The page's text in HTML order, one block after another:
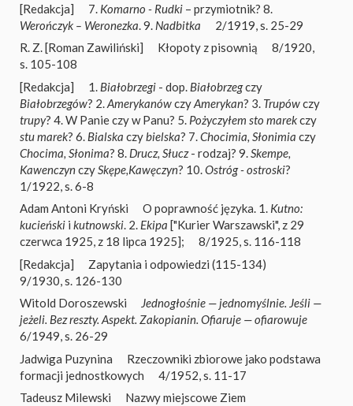
[Redakcja]
7. Komarno - Rudki – przymiotnik? 8.
Werończyk – Weronezka . 9. Nadbitka
2/1919, s. 25-29
R. Z. [Roman Zawiliński]
Kłopoty z pisownią
8/1920,
s. 105-108
[Redakcja]
1. Białobrzegi - dop. Białobrzegczy
Białobrzegów? 2. AmerykanówczyAmerykan? 3. Trupówczy
trupy? 4. W Panie czy w Panu? 5. Pożyczyłem sto marekczy
stu marek? 6. Bialska czy bielska? 7. Chocimia, Słonimia czy
Chocima, Słonima? 8. Drucz, Słucz- rodzaj? 9. Skempe,
Kawenczynczy Skępe,Kawęczyn? 10. Ostróg - ostroski?
1/1922, s. 6-8
Adam Antoni Kryński
O poprawność języka. 1. Kutno:
kucieński i kutnowski. 2. Ekipa ["Kurier Warszawski", z 29
czerwca 1925, z 18 lipca 1925];
8/1925, s. 116-118
[Redakcja]
Zapytania i odpowiedzi (115-134)
9/1930, s. 126-130
Witold Doroszewski
Jednogłośnie — jednomyślnie. Jeśli —
jeżeli. Bez reszty. Aspekt. Zakopianin. Ofiaruje — ofiarowuje
6/1949, s. 26-29
Jadwiga Puzynina
Rzeczowniki zbiorowe jako podstawa
formacji jednostkowych
4/1952, s. 11-17
Tadeusz Milewski
Nazwy miejscowe Ziem